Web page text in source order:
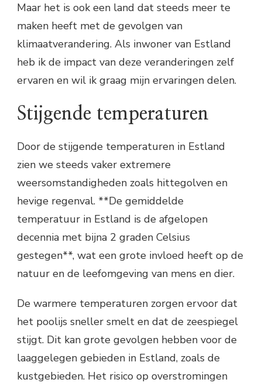
Maar het is ook een land dat steeds meer te
maken heeft met de gevolgen van
klimaatverandering. Als inwoner van Estland
heb ik de impact van deze veranderingen zelf
ervaren en wil ik graag mijn ervaringen delen.
Stijgende temperaturen
Door de stijgende temperaturen in Estland
zien we steeds vaker extremere
weersomstandigheden zoals hittegolven en
hevige regenval. **De gemiddelde
temperatuur in Estland is de afgelopen
decennia met bijna 2 graden Celsius
gestegen**, wat een grote invloed heeft op de
natuur en de leefomgeving van mens en dier.
De warmere temperaturen zorgen ervoor dat
het poolijs sneller smelt en dat de zeespiegel
stijgt. Dit kan grote gevolgen hebben voor de
laaggelegen gebieden in Estland, zoals de
kustgebieden. Het risico op overstromingen